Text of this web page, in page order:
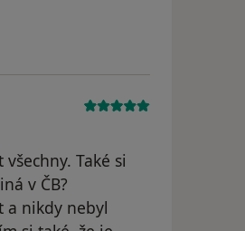
Také si
v ČB?
a nikdy nebyl